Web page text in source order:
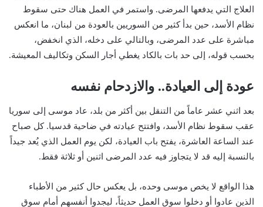
العلاج التي يدفعها المرضى. واستمر في العمل هناك حتى سقوط
نظام الأسد، حين بدأ كثير من السوريين بالعودة من لبنان، ما انعكس
مباشرة على عدد المرضى، وبالتالي على دخله، الذي انخفض،
بحسب قوله، إلى حد بات بالكاد يغطي أجار السكن وتكاليف المعيشة.
عودة إلى العيادة.. والازدحام نفسه
بعد اثني عشر عاماً من التنقل بين أكثر من بلد، عاد موسى إلى سوريا
عقب سقوط نظام الأسد، وافتتح عيادته في ضاحية قدسيا. كل صباح
عند الساعة العاشرة، يفتح باب العيادة، لكن يوم العمل الذي يُعد جيداً
بالنسبة إليه قد لا يتجاوز فيه عدد المرضى اثنين أو ثلاثة فقط.
هذا الواقع لا يخص موسى وحده، بل يعكس حال كثير من الأطباء
الذين عادوا أو دخلوا سوق العمل حديثاً، ليجدوا أنفسهم أمام سوق